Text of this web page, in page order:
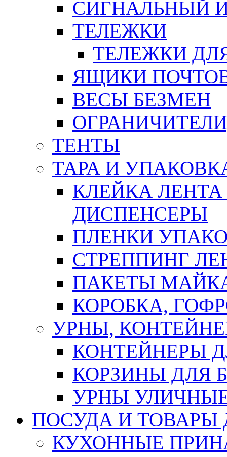
СИГНАЛЬНЫЙ
ТЕЛЕЖКИ
ТЕЛЕЖКИ
ЯЩИКИ
ВЕСЫ БЕЗМЕН
ТЕНТЫ
ТАРА И
КЛЕЙКА
ДИСПЕНСЕРЫ
ПЛЕНКИ
СТРЕППИНГ
ПАКЕТЫ
КОРОБКА,
УРНЫ,
КОНТЕЙНЕРЫ
КОРЗИНЫ ДЛЯ
УРНЫ
ПОСУДА И ТОВАРЫ
КУХОННЫЕ